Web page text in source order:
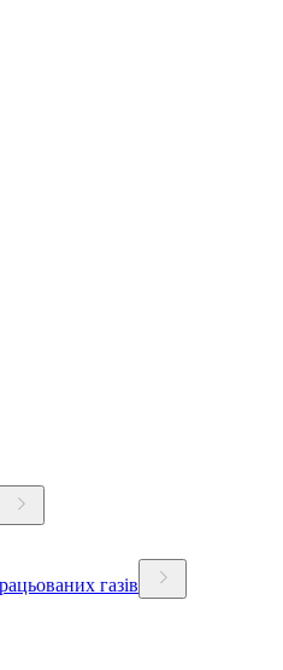
газів